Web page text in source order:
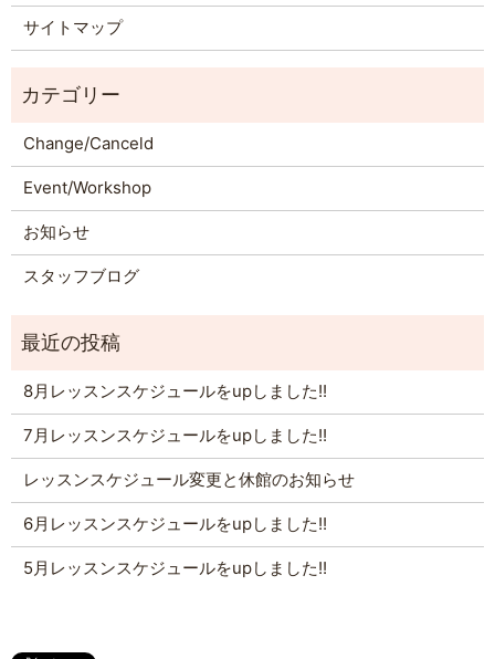
サイトマップ
Change/Canceld
Event/Workshop
お知らせ
スタッフブログ
8月レッスンスケジュールをupしました!!
7月レッスンスケジュールをupしました!!
レッスンスケジュール変更と休館のお知らせ
6月レッスンスケジュールをupしました!!
5月レッスンスケジュールをupしました!!